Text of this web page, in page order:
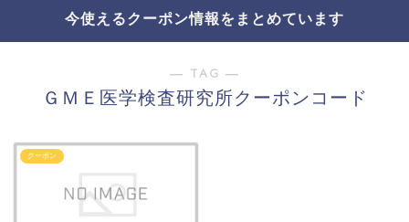
今使えるクーポン情報をまとめています
― TAG ―
ＧＭＥ医学検査研究所クーポンコード
クーポン